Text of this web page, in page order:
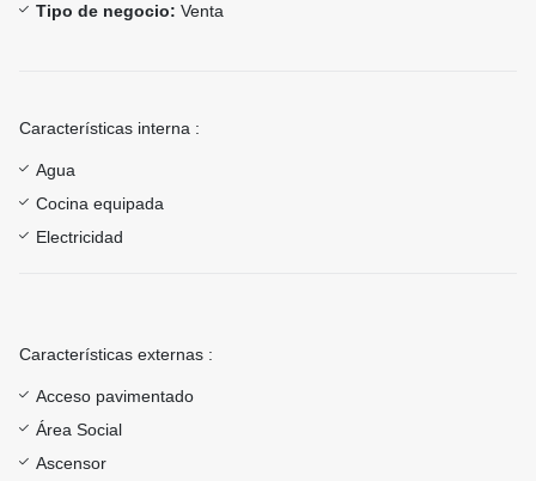
Tipo de negocio: Venta
Características interna :
Agua
Cocina equipada
Electricidad
Características externas :
Acceso pavimentado
Área Social
Ascensor